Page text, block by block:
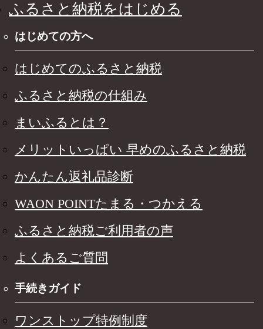
ふるさと納税をはじめる
はじめての方へ
はじめてのふるさと納税
ふるさと納税の仕組み
まいふるとは？
メリットいっぱい 早めのふるさと納税
かんたん返礼品診断
WAON POINTたまる・つかえる
ふるさと納税ご利用者の声
よくあるご質問
手続きガイド
ワンストップ特例制度